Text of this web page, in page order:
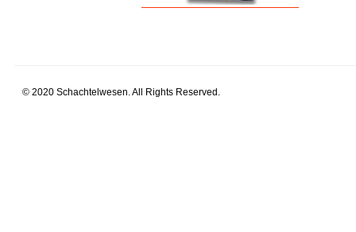
© 2020 Schachtelwesen. All Rights Reserved.